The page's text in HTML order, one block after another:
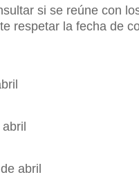
si se reúne con
respetar la fecha de
abril